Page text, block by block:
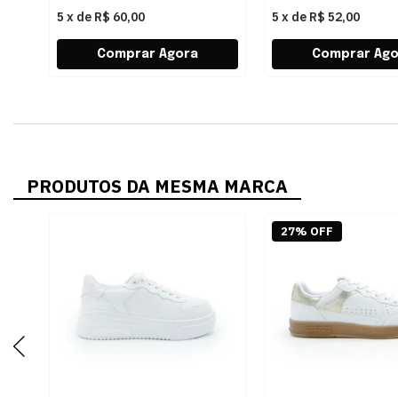
5 x de R$ 60,00 5 x de R$ 52,00
PRODUTOS DA MESMA MARCA
27% OFF